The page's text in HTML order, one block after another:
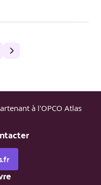
à l'OPCO Atlas